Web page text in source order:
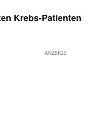
Krebs-Patienten
ANZEIGE